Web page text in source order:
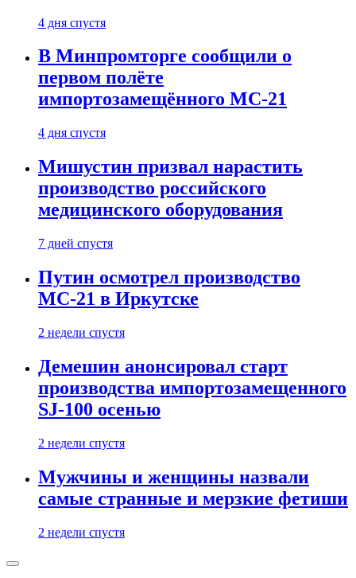
4 дня спустя
В Минпромторге сообщили о
первом полёте
импортозамещённого МС-21
4 дня спустя
Мишустин призвал нарастить
производство российского
медицинского оборудования
7 дней спустя
Путин осмотрел производство
МС-21 в Иркутске
2 недели спустя
Демешин анонсировал старт
производства импортозамещенного
SJ-100 осенью
2 недели спустя
Мужчины и женщины назвали
самые странные и мерзкие фетиши
2 недели спустя